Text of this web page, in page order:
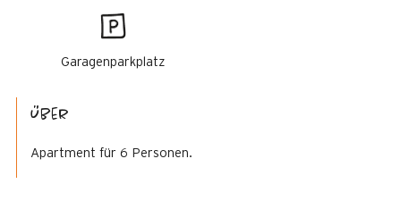
Garagenparkplatz
Über
Apartment für 6 Personen.